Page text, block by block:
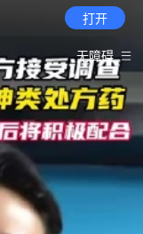
打开
无障碍